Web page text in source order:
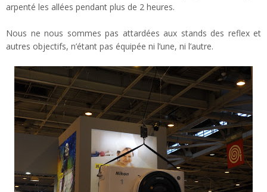
arpenté les allées pendant plus de 2 heures.
Nous ne nous sommes pas attardées aux stands des reflex et
autres objectifs, n’étant pas équipée ni l’une, ni l’autre.